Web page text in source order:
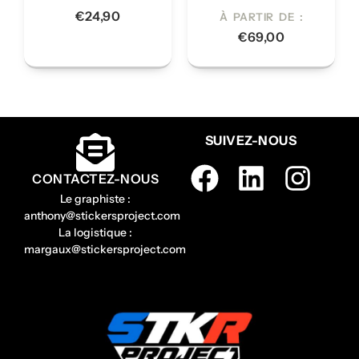
€24,90 À PARTIR DE :
€69,00
CONTACTEZ-NOUS
Le graphiste :
anthony@stickersproject.com
La logistique :
margaux@stickersproject.com
SUIVEZ-NOUS